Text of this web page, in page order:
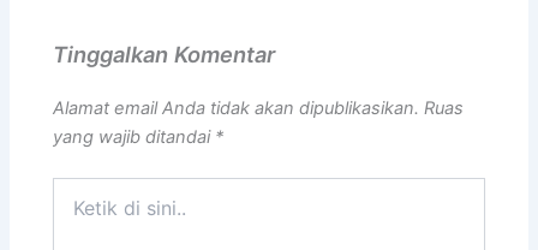
Tinggalkan Komentar
Alamat email Anda tidak akan dipublikasikan. Ruas
yang wajib ditandai *